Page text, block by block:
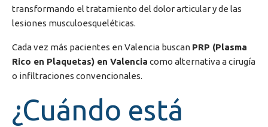
transformando el tratamiento del dolor articular y de las
lesiones musculoesqueléticas.
Cada vez más pacientes enValencia buscan PRP (Plasma
Rico en Plaquetas) en Valencia como alternativa a cirugía
o infiltraciones convencionales.
¿Cuándo está